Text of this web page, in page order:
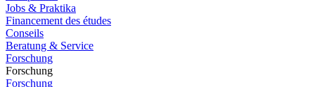
Jobs & Praktika
Financement des études
Conseils
Beratung & Service
Forschung
Forschung
Forschung